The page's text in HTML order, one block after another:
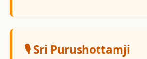
🎙️ Sri Purushottamji